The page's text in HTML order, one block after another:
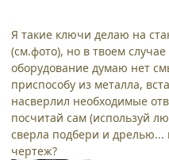
Я такие ключи делаю на
(см.фото), но в твоем
оборудование думаю нет
приспособу из металла,
насверлил необходимые
посчитай сам (используй
сверла подбери и
чертеж?